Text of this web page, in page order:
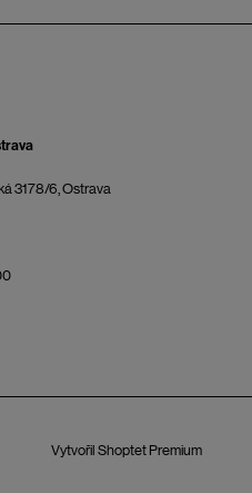
3178/6, Ostrava
Vytvořil Shoptet Premium